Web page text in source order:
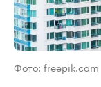
Фото: freepik.com